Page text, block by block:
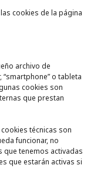
cookies de la página
archivo de
o tableta
cookies son
que prestan
técnicas son
funcionar, no
que tenemos activadas
que estarán activas si
Ciudad Real